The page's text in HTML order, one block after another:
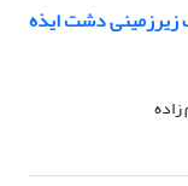
زیرزمینی دشت ایذه